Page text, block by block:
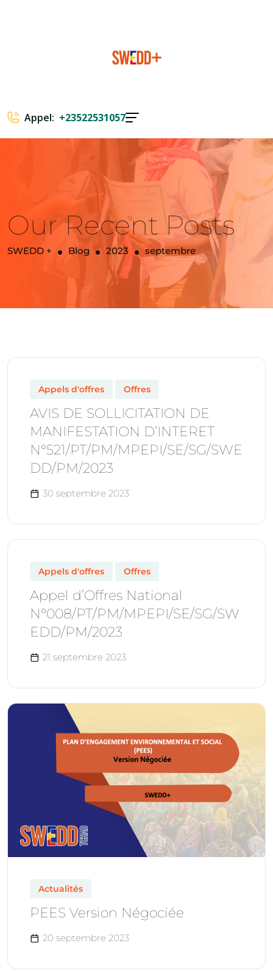
Appel: +23522531057
Our Recent Posts
SWEDD + Blog 2023 septembre
Appels d'offres Offres
AVIS DE SOLLICITATION DE
MANIFESTATION D’INTERET
N°521/PT/PM/MPEPI/SE/SG/SWE
DD/PM/2023
30 septembre 2023
Appels d'offres Offres
Appel d’Offres National
N°008/PT/PM/MPEPI/SE/SG/SW
EDD/PM/2023
21 septembre 2023
Actualités
PEES Version Négociée
20 septembre 2023